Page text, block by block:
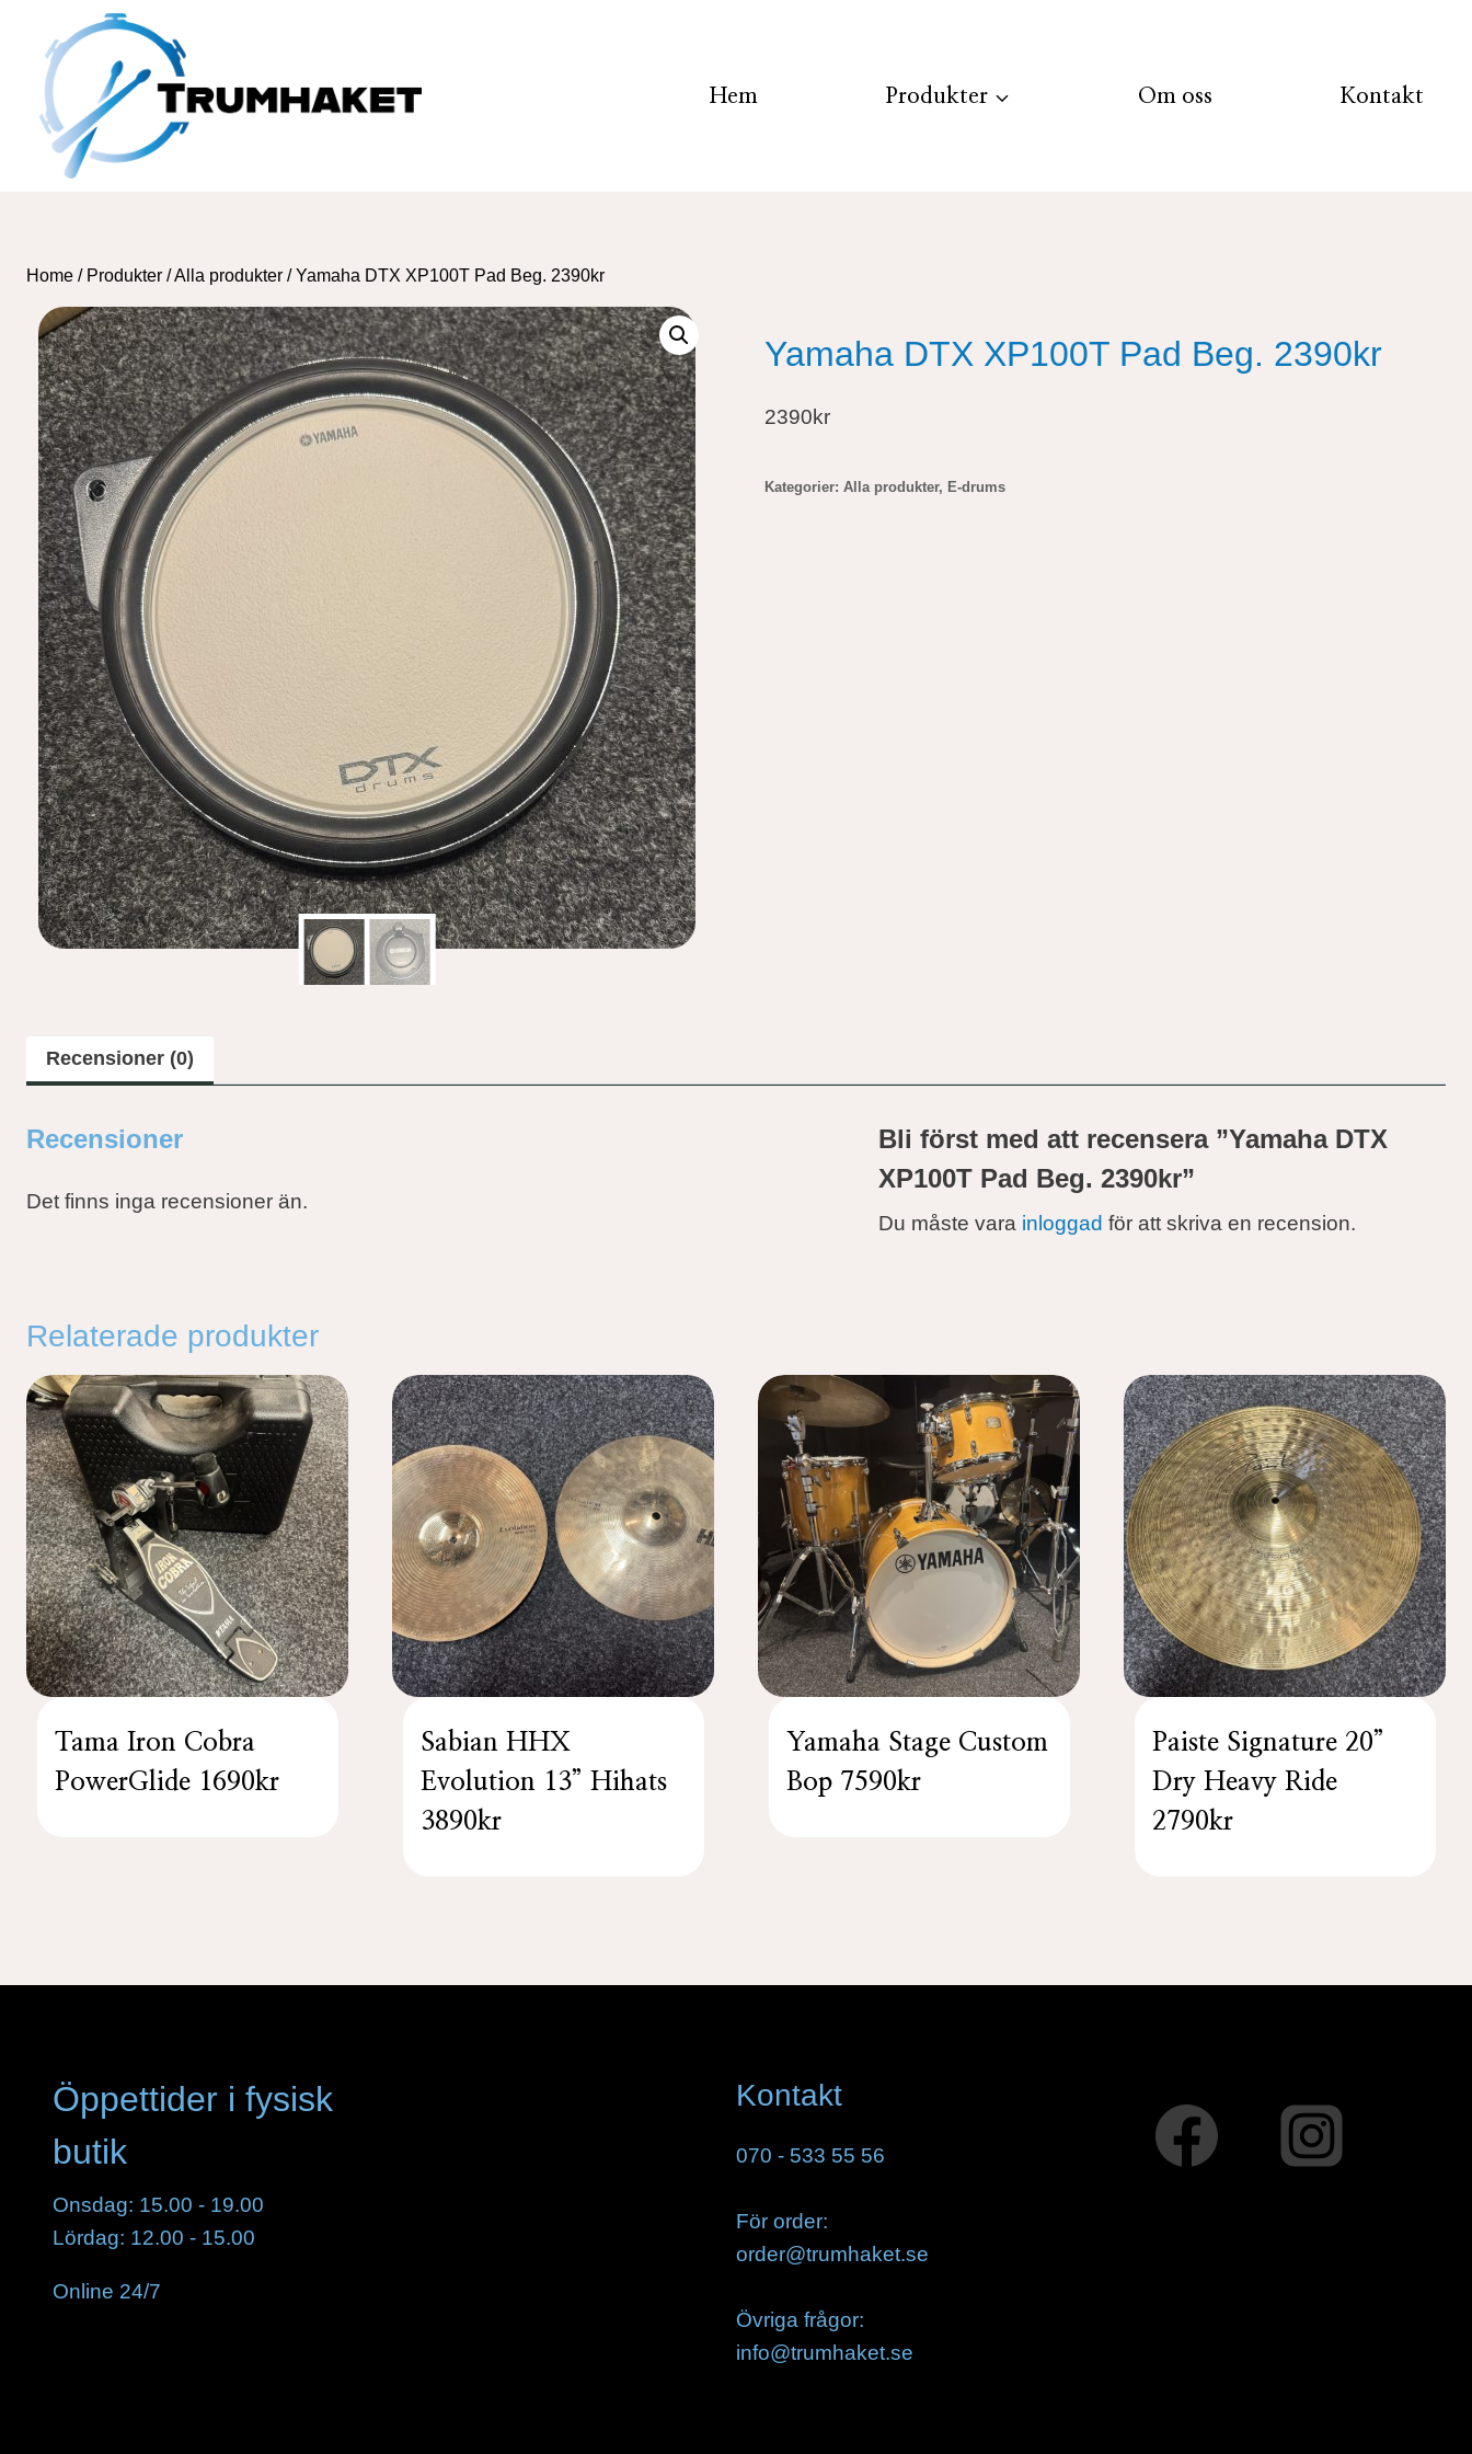
content
Hem Produkter Om oss Kontakt
Home / Produkter /Alla produkter / Yamaha DTX XP100T Pad Beg. 2390kr
Yamaha DTX XP100T Pad Beg. 2390kr
2390kr
Kategorier: Alla produkter, E-drums
Recensioner (0)
Recensioner
Det finns inga recensioner än.
Bli först med att recensera ”Yamaha DTX
XP100T Pad Beg. 2390kr”
Du måste vara inloggad för att skriva en recension.
Relaterade produkter
Tama Iron Cobra
PowerGlide 1690kr
Sabian HHX
Evolution 13” Hihats
3890kr
Yamaha Stage Custom
Bop 7590kr
Paiste Signature 20”
Dry Heavy Ride
2790kr
Öppettider i fysisk
butik
Onsdag: 15.00 - 19.00
Lördag: 12.00 - 15.00
Online 24/7
Kontakt
070 - 533 55 56
För order:
order@trumhaket.se
Övriga frågor:
info@trumhaket.se